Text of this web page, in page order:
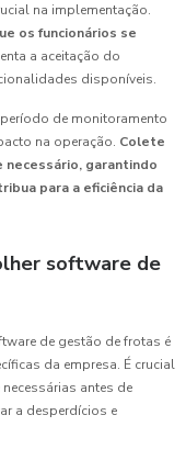
na implementação.
os funcionários se
a aceitação do
disponíveis.
de monitoramento
na operação. Colete
necessário, garantindo
para a eficiência da
software de
de gestão de frotas é
da empresa. É crucial
antes de
a desperdícios e